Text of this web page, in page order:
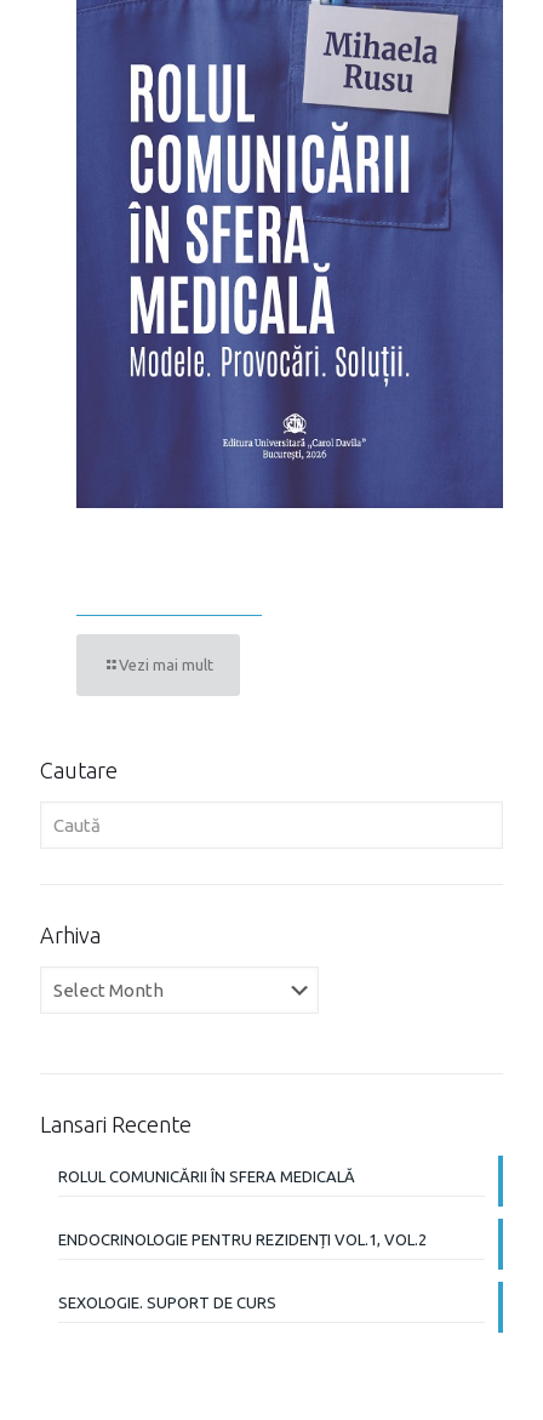
Vezi mai mult
Cautare
Arhiva
Arhiva
Lansari Recente
ROLUL COMUNICĂRII ÎN SFERA MEDICALĂ
ENDOCRINOLOGIE PENTRU REZIDENȚI VOL.1, VOL.2
SEXOLOGIE. SUPORT DE CURS